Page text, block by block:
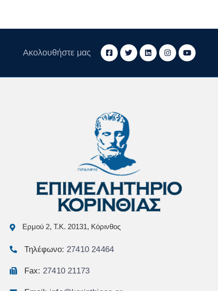
Ακολουθήστε μας
Ερμού 2, Τ.Κ. 20131, Κόρινθος
Τηλέφωνο: 27410 24464
Fax: 27410 21173